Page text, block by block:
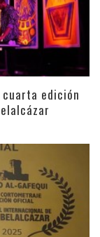
edición